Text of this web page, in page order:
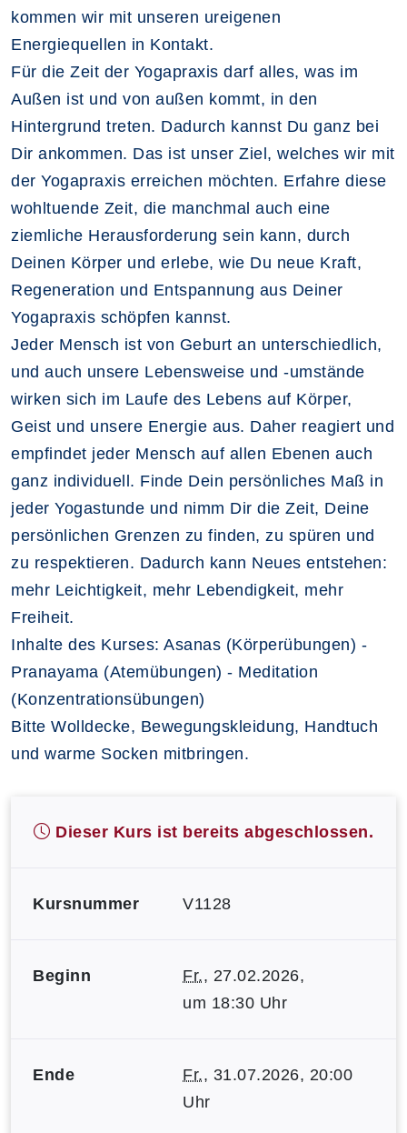
kommen wir mit unseren ureigenen
Energiequellen in Kontakt.
Für die Zeit der Yogapraxis darf alles, was im
Außen ist und von außen kommt, in den
Hintergrund treten. Dadurch kannst Du ganz bei
Dir ankommen. Das ist unser Ziel, welches wir mit
der Yogapraxis erreichen möchten. Erfahre diese
wohltuende Zeit, die manchmal auch eine
ziemliche Herausforderung sein kann, durch
Deinen Körper und erlebe, wie Du neue Kraft,
Regeneration und Entspannung aus Deiner
Yogapraxis schöpfen kannst.
Jeder Mensch ist von Geburt an unterschiedlich,
und auch unsere Lebensweise und -umstände
wirken sich im Laufe des Lebens auf Körper,
Geist und unsere Energie aus. Daher reagiert und
empfindet jeder Mensch auf allen Ebenen auch
ganz individuell. Finde Dein persönliches Maß in
jeder Yogastunde und nimm Dir die Zeit, Deine
persönlichen Grenzen zu finden, zu spüren und
zu respektieren. Dadurch kann Neues entstehen:
mehr Leichtigkeit, mehr Lebendigkeit, mehr
Freiheit.
Inhalte des Kurses: Asanas (Körperübungen) -
Pranayama (Atemübungen) - Meditation
(Konzentrationsübungen)
Bitte Wolldecke, Bewegungskleidung, Handtuch
und warme Socken mitbringen.
Dieser Kurs ist bereits abgeschlossen.
Kursnummer V1128
Beginn Fr., 27.02.2026,
um 18:30 Uhr
Ende Fr., 31.07.2026, 20:00
Uhr